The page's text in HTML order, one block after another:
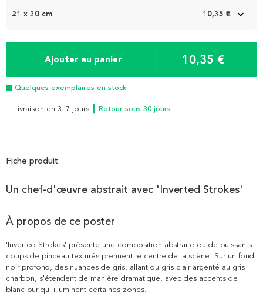
21 x 30 cm 10,35 €
Ajouter au panier 10,35 €
Quelques exemplaires en stock
- Livraison en 3–7 jours ┃ Retour sous 30 jours
Fiche produit
Un chef-d'œuvre abstrait avec 'Inverted Strokes'
À propos de ce poster
'Inverted Strokes' présente une composition abstraite où de puissants
coups de pinceau texturés prennent le centre de la scène. Sur un fond
noir profond, des nuances de gris, allant du gris clair argenté au gris
charbon, s'étendent de manière dramatique, avec des accents de
blanc pur qui illuminent certaines zones.